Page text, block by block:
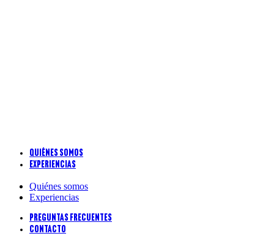
Quiénes somos
Experiencias
Quiénes somos
Experiencias
Preguntas frecuentes
Contacto